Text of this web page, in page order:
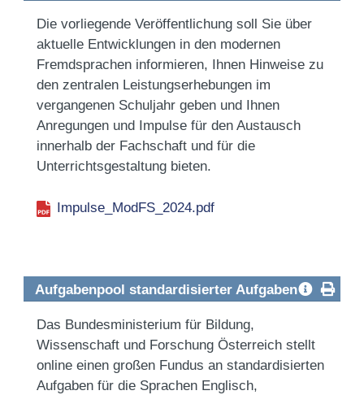
Die vorliegende Veröffentlichung soll Sie über
aktuelle Entwicklungen in den modernen
Fremdsprachen informieren, Ihnen Hinweise zu
den zentralen Leistungserhebungen im
vergangenen Schuljahr geben und Ihnen
Anregungen und Impulse für den Austausch
innerhalb der Fachschaft und für die
Unterrichtsgestaltung bieten.
Impulse_ModFS_2024.pdf
Aufgabenpool standardisierter Aufgaben
Das Bundesministerium für Bildung,
Wissenschaft und Forschung Österreich stellt
online einen großen Fundus an standardisierten
Aufgaben für die Sprachen Englisch,